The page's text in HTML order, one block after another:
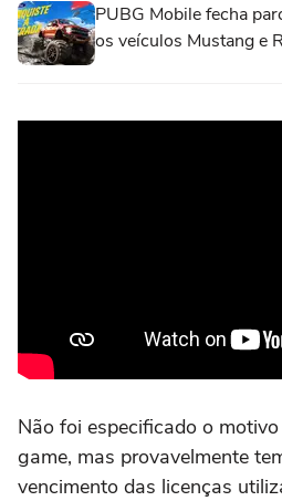
PUBG Mobile fecha
os veículos Mustang e
Não foi especificado o
game, mas provavelmente
vencimento das licenças